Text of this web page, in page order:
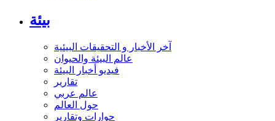
بيئة
آخر الأخبار و التحقيقات البيئية
عالم البيئة والحيوان
فيديو أخبار البيئة
تقارير
عالم عربي
حول العالم
حوارات وتقارير